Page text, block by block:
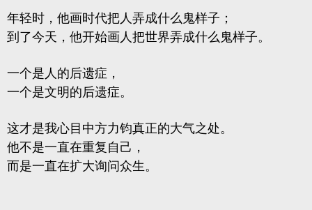
年轻时，他画时代把人弄成什么鬼样子；
到了今天，他开始画人把世界弄成什么鬼样子。
一个是人的后遗症，
一个是文明的后遗症。
这才是我心目中方力钧真正的大气之处。
他不是一直在重复自己，
而是一直在扩大询问众生。